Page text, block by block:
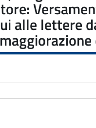
alle lettere